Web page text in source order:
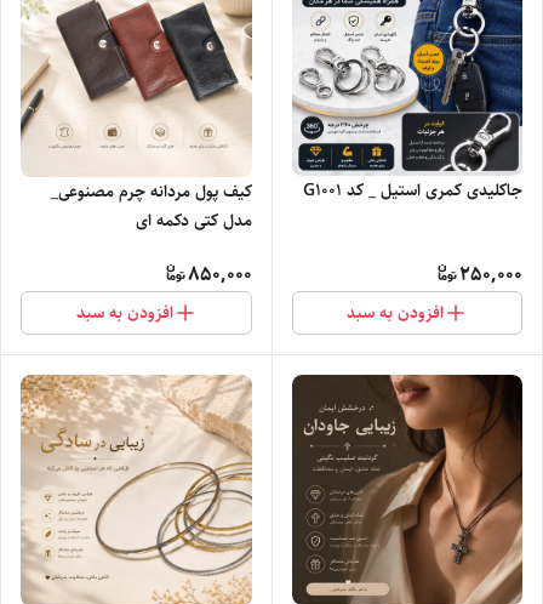
جاکلیدی کمری استیل _ کد G1001
250,000
افزودن به سبد
کیف پول مردانه چرم مصنوعی_
مدل کتی دکمه ای
850,000
افزودن به سبد